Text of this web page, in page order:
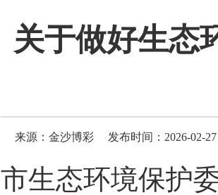
关于做好生态
来源：金沙博彩 发布时间：2026-02-27
市生态环境保护